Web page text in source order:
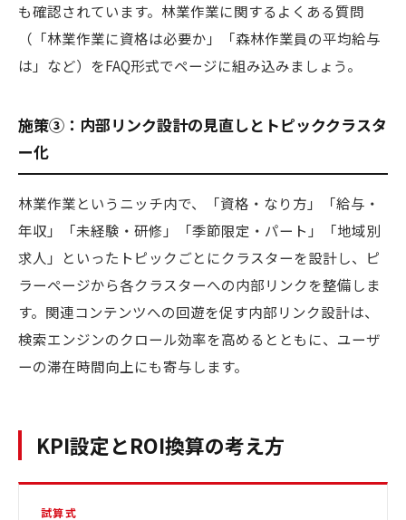
も確認されています。林業作業に関するよくある質問
（「林業作業に資格は必要か」「森林作業員の平均給与
は」など）をFAQ形式でページに組み込みましょう。
施策③：内部リンク設計の見直しとトピッククラスタ
ー化
林業作業というニッチ内で、「資格・なり方」「給与・
年収」「未経験・研修」「季節限定・パート」「地域別
求人」といったトピックごとにクラスターを設計し、ピ
ラーページから各クラスターへの内部リンクを整備しま
す。関連コンテンツへの回遊を促す内部リンク設計は、
検索エンジンのクロール効率を高めるとともに、ユーザ
ーの滞在時間向上にも寄与します。
KPI設定とROI換算の考え方
試算式